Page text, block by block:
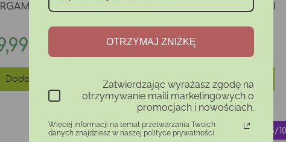
zł
Dodaj do koszyka
YLANG-YLANG (KRÓTKI
Cena
35,99 zł
Dodaj do koszyka
5/
OTRZYMAJ ZNIŻKĘ
Zatwierdzając wyrażasz zgodę na
otrzymywanie maili marketingowych o
promocjach i nowościach.
Więcej informacji na temat przetwarzania Twoich
danych znajdziesz w naszej polityce prywatności.